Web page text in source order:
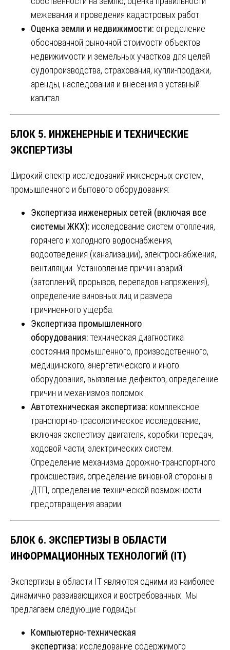
межевания и проведения кадастровых работ.
Оценка земли и недвижимости: определение
обоснованной рыночной стоимости объектов
недвижимости и земельных участков для целей
судопроизводства, страхования, купли-продажи,
аренды, наследования и внесения в уставный
капитал.
БЛОК 5. ИНЖЕНЕРНЫЕ И ТЕХНИЧЕСКИЕ
ЭКСПЕРТИЗЫ
Широкий спектр исследований инженерных систем,
промышленного и бытового оборудования:
Экспертиза инженерных сетей (включая все
системы ЖКХ): исследование систем отопления,
горячего и холодного водоснабжения,
водоотведения (канализации), электроснабжения,
вентиляции. Установление причин аварий
(затоплений, прорывов, перепадов напряжения),
определение виновных лиц и размера
причиненного ущерба.
Экспертиза промышленного
оборудования: техническая диагностика
состояния промышленного, производственного,
медицинского, энергетического и иного
оборудования, выявление дефектов, определение
причин и механизмов поломок.
Автотехническая экспертиза: комплексное
транспортно-трасологическое исследование,
включая экспертизу двигателя, коробки передач,
ходовой части, электрических систем.
Определение механизма дорожно-транспортного
происшествия, определение виновной стороны в
ДТП, определение технической возможности
предотвращения аварии.
БЛОК 6. ЭКСПЕРТИЗЫ В ОБЛАСТИ
ИНФОРМАЦИОННЫХ ТЕХНОЛОГИЙ (IT)
Экспертизы в области IT являются одними из наиболее
динамично развивающихся и востребованных. Мы
предлагаем следующие подвиды:
Компьютерно-техническая
экспертиза: исследование содержимого